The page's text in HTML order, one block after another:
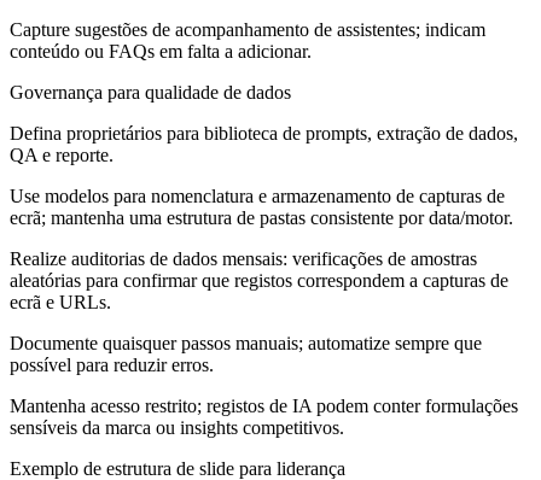
Capture sugestões de acompanhamento de assistentes; indicam
conteúdo ou FAQs em falta a adicionar.
Governança para qualidade de dados
Defina proprietários para biblioteca de prompts, extração de dados,
QA e reporte.
Use modelos para nomenclatura e armazenamento de capturas de
ecrã; mantenha uma estrutura de pastas consistente por data/motor.
Realize auditorias de dados mensais: verificações de amostras
aleatórias para confirmar que registos correspondem a capturas de
ecrã e URLs.
Documente quaisquer passos manuais; automatize sempre que
possível para reduzir erros.
Mantenha acesso restrito; registos de IA podem conter formulações
sensíveis da marca ou insights competitivos.
Exemplo de estrutura de slide para liderança